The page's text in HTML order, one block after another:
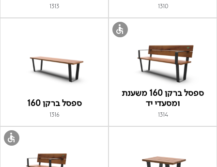
1310
1313
ספסל ברקן 160 משענת
ומסעדי יד
1314
ספסל ברקן 160
1316